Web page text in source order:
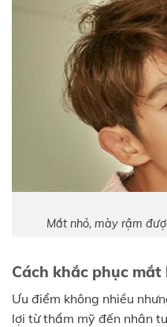
Mắt nhỏ, mày rậm
Cách khắc phục mắt
Ưu điểm không nhiều
lợi từ thẩm mỹ đến nhân